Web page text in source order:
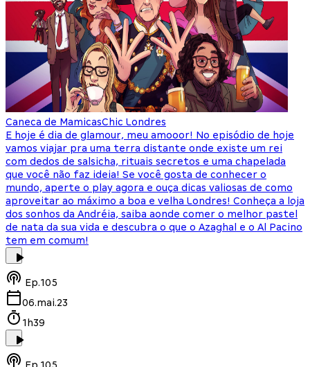
Caneca de MamicasChic Londres
E hoje é dia de glamour, meu amooor! No episódio de hoje
vamos viajar pra uma terra distante onde existe um rei
com dedos de salsicha, rituais secretos e uma chapelada
que você não faz ideia! Se você gosta de conhecer o
mundo, aperte o play agora e ouça dicas valiosas de como
aproveitar ao máximo a boa e velha Londres! Conheça a loja
dos sonhos da Andréia, saiba aonde comer o melhor pastel
de nata da sua vida e descubra o que o Azaghal e o Al Pacino
tem em comum!
Ep.105
06.mai.23
1h39